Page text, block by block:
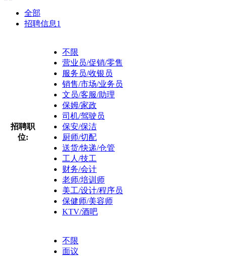
全部
招聘信息1
招聘职
位:
不限
营业员/促销/零售
服务员/收银员
销售/市场/业务员
文员/客服/助理
保姆/家政
司机/驾驶员
保安/保洁
厨师/切配
送货/快递/仓管
工人/技工
财务/会计
老师/培训师
美工/设计/程序员
保健师/美容师
KTV/酒吧
不限
面议